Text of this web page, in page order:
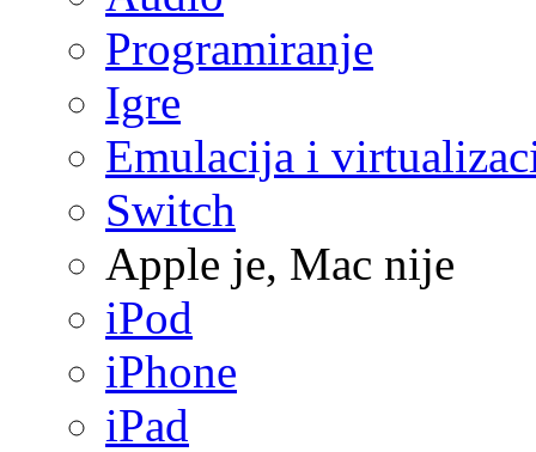
Programiranje
Igre
Emulacija i
Switch
Apple je, Mac nije
iPod
iPhone
iPad